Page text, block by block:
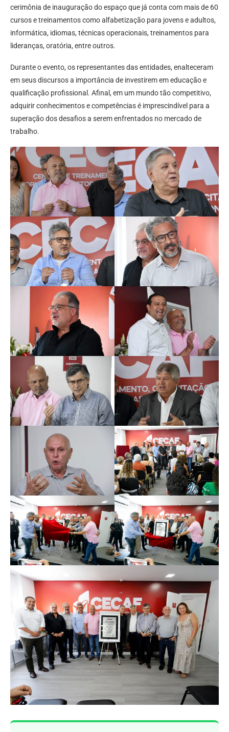
cerimônia de inauguração do espaço que já conta com mais de 60
cursos e treinamentos como alfabetização para jovens e adultos,
informática, idiomas, técnicas operacionais, treinamentos para
lideranças, oratória, entre outros.
Durante o evento, os representantes das entidades, enalteceram
em seus discursos a importância de investirem em educação e
qualificação profissional. Afinal, em um mundo tão competitivo,
adquirir conhecimentos e competências é imprescindível para a
superação dos desafios a serem enfrentados no mercado de
trabalho.